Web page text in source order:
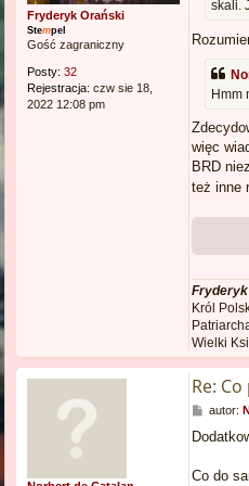
Fryderyk Orański
Stempel
Gość zagraniczny
Posty: 32
Rejestracja: czw sie 18,
2022 12:08 pm
skali.
Hmm
więc
BRD
też inne
Król
Wielki
Re:
P
s
autor:
Co do